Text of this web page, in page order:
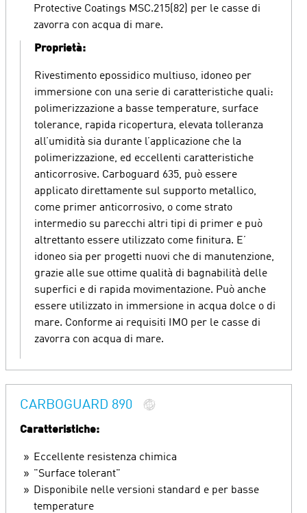
Protective Coatings MSC.215(82) per le casse di
zavorra con acqua di mare.
Proprietà:
Rivestimento epossidico multiuso, idoneo per
immersione con una serie di caratteristiche quali:
polimerizzazione a basse temperature, surface
tolerance, rapida ricopertura, elevata tolleranza
all’umidità sia durante l’applicazione che la
polimerizzazione, ed eccellenti caratteristiche
anticorrosive. Carboguard 635, può essere
applicato direttamente sul supporto metallico,
come primer anticorrosivo, o come strato
intermedio su parecchi altri tipi di primer e può
altrettanto essere utilizzato come finitura. E’
idoneo sia per progetti nuovi che di manutenzione,
grazie alle sue ottime qualità di bagnabilità delle
superfici e di rapida movimentazione. Può anche
essere utilizzato in immersione in acqua dolce o di
mare. Conforme ai requisiti IMO per le casse di
zavorra con acqua di mare.
CARBOGUARD 890
Caratteristiche:
Eccellente resistenza chimica
"Surface tolerant"
Disponibile nelle versioni standard e per basse
temperature